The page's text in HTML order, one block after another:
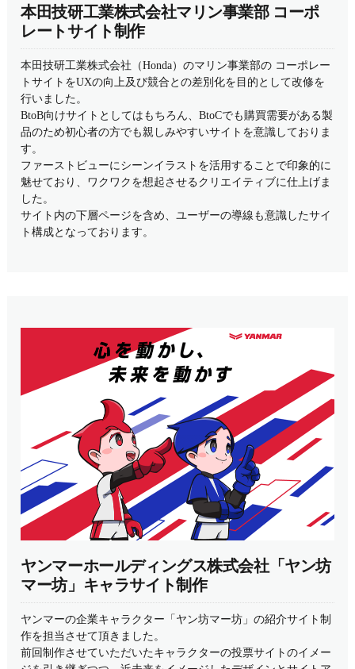
本田技研工業株式会社マリン事業部 コーポ
レートサイト制作
本田技研工業株式会社（Honda）のマリン事業部の コーポレー
トサイトをUXの向上及び競合との差別化を目的として改修を
行いました。
BtoB向けサイトとしてはもちろん、BtoCでも購買需要がある製
品のため初心者の方でも親しみやすいサイトを意識しておりま
す。
ファーストビューにシーンイラストを活用することで印象的に
魅せており、ワクワクを想起させるクリエイティブに仕上げま
した。
サイト内の下層ページを含め、ユーザーの導線も意識したサイ
ト構成となっております。
ヤンマーホールディングス株式会社「ヤン坊
マー坊」キャラサイト制作
ヤンマーの企業キャラクター「ヤン坊マー坊」の紹介サイト制
作を担当させて頂きました。
前回制作させていただいたキャラクターの投票サイトのイメー